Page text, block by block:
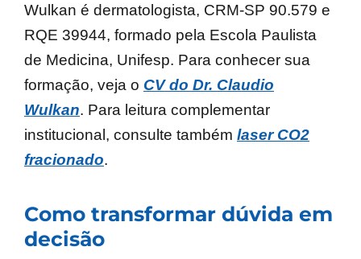
Wulkan é dermatologista, CRM-SP 90.579 e
RQE 39944, formado pela Escola Paulista
de Medicina, Unifesp. Para conhecer sua
formação, veja o CV do Dr. Claudio
Wulkan. Para leitura complementar
institucional, consulte também laser CO2
fracionado.
Como transformar dúvida em
decisão